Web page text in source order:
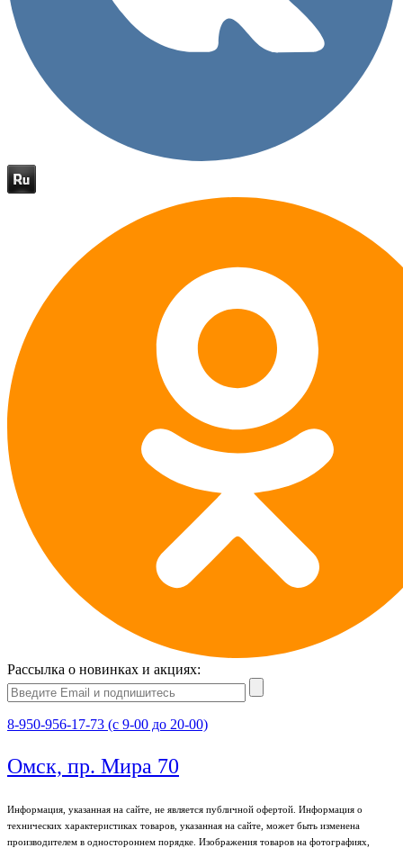
Рассылка о новинках и акциях:
8-950-956-17-73 (с 9-00 до 20-00)
Омск, пр. Мира 70
Информация, указанная на сайте, не является публичной офертой. Информация о
технических характеристиках товаров, указанная на сайте, может быть изменена
производителем в одностороннем порядке. Изображения товаров на фотографиях,